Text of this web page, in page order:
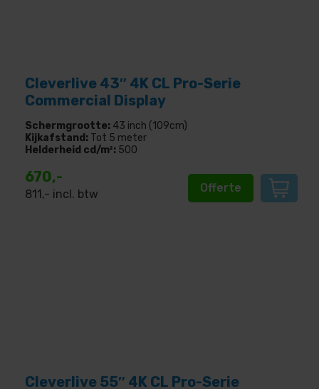
Cleverlive 43″ 4K CL Pro-Serie
Commercial Display
Schermgrootte: 43 inch (109cm)
Kijkafstand: Tot 5 meter
Helderheid cd/m²: 500
670,-
811,- incl. btw Offerte
Cleverlive 55″ 4K CL Pro-Serie